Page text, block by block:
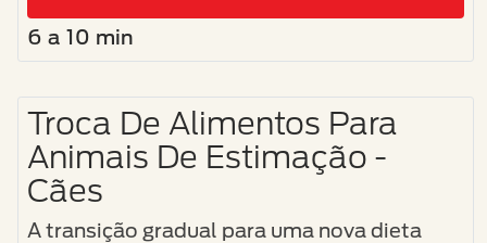
6 a 10 min
Troca De Alimentos Para
Animais De Estimação -
Cães
A transição gradual para uma nova dieta